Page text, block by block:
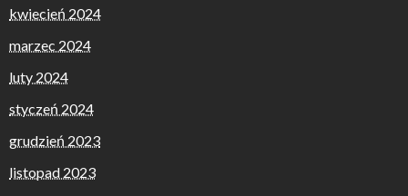
kwiecień 2024
marzec 2024
luty 2024
styczeń 2024
grudzień 2023
listopad 2023